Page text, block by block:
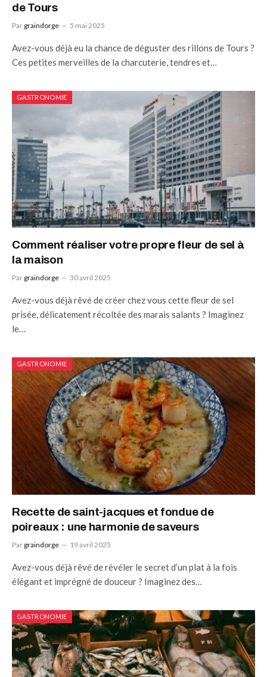
de Tours
Par graindorge 5 mai 2025
Avez-vous déjà eu la chance de déguster des rillons de Tours ?
Ces petites merveilles de la charcuterie, tendres et…
GASTRONOMIE
Comment réaliser votre propre fleur de sel à
la maison
Par graindorge 30 avril 2025
Avez-vous déjà rêvé de créer chez vous cette fleur de sel
prisée, délicatement récoltée des marais salants ? Imaginez
le…
GASTRONOMIE
Recette de saint-jacques et fondue de
poireaux : une harmonie de saveurs
Par graindorge 19 avril 2025
Avez-vous déjà rêvé de révéler le secret d’un plat à la fois
élégant et imprégné de douceur ? Imaginez des…
GASTRONOMIE